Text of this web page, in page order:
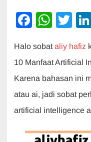
F
c
e
b
o
o
k
W
at
s
A
p
p
T
tt
er
Halo sobat aliy hafiz
10 Manfaat Artificial
Karena bahasan ini
atau ai, jadi sobat
artificial intelligence